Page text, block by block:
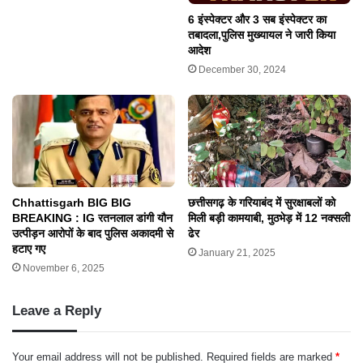
6 इंस्पेक्टर और 3 सब इंस्पेक्टर का
तबादला,पुलिस मुख्यायल ने जारी किया
आदेश
December 30, 2024
Chhattisgarh BIG BIG
BREAKING : IG रतनलाल डांगी यौन
उत्पीड़न आरोपों के बाद पुलिस अकादमी से
हटाए गए
November 6, 2025
छत्तीसगढ़ के गरियाबंद में सुरक्षाबलों को
मिली बड़ी कामयाबी, मुठभेड़ में 12 नक्सली
ढेर
January 21, 2025
Leave a Reply
Your email address will not be published. Required fields are marked *